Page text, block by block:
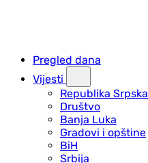
Pregled dana
Vijesti
Republika Srpska
Društvo
Banja Luka
Gradovi i opštine
BiH
Srbija